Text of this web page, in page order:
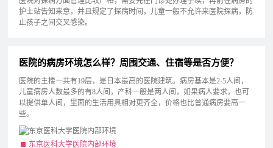
护士站告知来意，并且规定了探病时间，儿童一般不允许来医院探病，防
止孩子之间交叉感染。
医院的病房环境怎么样？周围交通、住宿等是否方便？
医院的主楼一共有19层，是日本最高的医院建筑。病房基本是2-5人间，
儿童病房人数最多的有8人间，产科一般是两人间，如果病人要求，也可
以提供单人间，里面的生活用具相对更齐全，价格也比普通病房要高一
些。
东京医科大学医院内部环境